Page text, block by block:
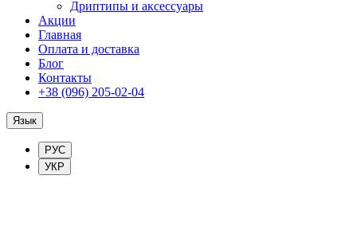
Дриптипы и аксессуары
Акции
Главная
Оплата и доставка
Блог
Контакты
+38 (096) 205-02-04
Язык
РУС
УКР